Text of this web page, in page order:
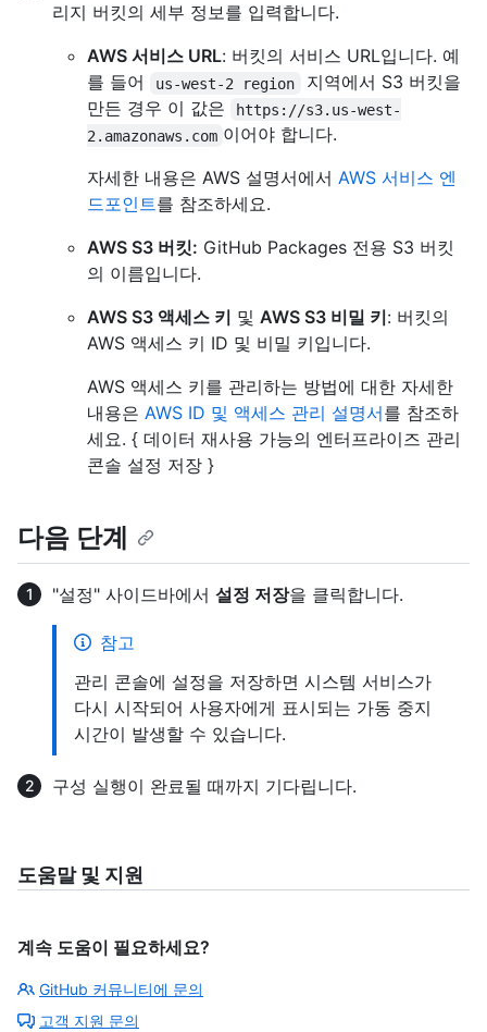
리지 버킷의 세부 정보를 입력합니다.
AWS 서비스 URL: 버킷의 서비스 URL입니다. 예
를 들어
us-west-2 region
지역에서 S3 버킷을
만든 경우 이 값은
https://s3.us-west-
2.amazonaws.com 이어야 합니다.
자세한 내용은 AWS 설명서에서 AWS 서비스 엔
드포인트를 참조하세요.
AWS S3 버킷: GitHub Packages 전용 S3 버킷
의 이름입니다.
AWS S3 액세스 키 및 AWS S3 비밀 키: 버킷의
AWS 액세스 키 ID 및 비밀 키입니다.
AWS 액세스 키를 관리하는 방법에 대한 자세한
내용은 AWS ID 및 액세스 관리 설명서를 참조하
세요. { 데이터 재사용 가능의 엔터프라이즈 관리
콘솔 설정 저장 }
다음 단계
"설정" 사이드바에서 설정 저장을 클릭합니다.
참고
관리 콘솔에 설정을 저장하면 시스템 서비스가
다시 시작되어 사용자에게 표시되는 가동 중지
시간이 발생할 수 있습니다.
구성 실행이 완료될 때까지 기다립니다.
도움말 및 지원
계속 도움이 필요하세요?
GitHub 커뮤니티에 문의
고객 지원 문의